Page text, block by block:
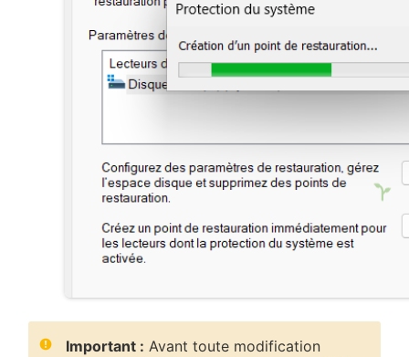
Important : Avant toute modification